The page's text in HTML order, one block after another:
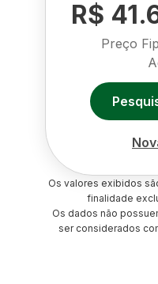
R$
Preço
Os valores exibidos
finalidade
Os dados não
ser considerados